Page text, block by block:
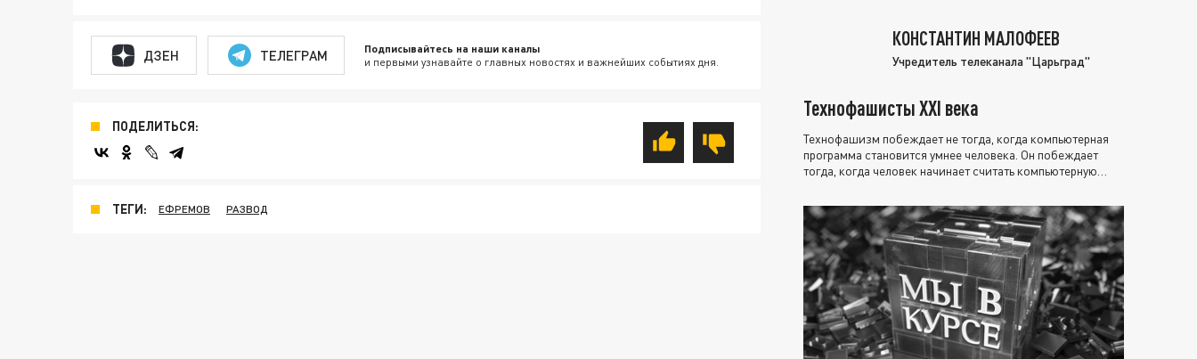
ДЗЕН ТЕЛЕГРАМ Подписывайтесь на наши каналы
и первыми узнавайте о главных новостях и важнейших событиях дня.
ПОДЕЛИТЬСЯ:
ТЕГИ: ЕФРЕМОВ РАЗВОД
КОНСТАНТИН МАЛОФЕЕВ
Учредитель телеканала "Царьград"
Технофашисты XXI века
Технофашизм побеждает не тогда, когда компьютерная
программа становится умнее человека. Он побеждает
тогда, когда человек начинает считать компьютерную